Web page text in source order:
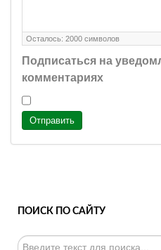
Осталось: 2000 символов
Подписаться на
комментариях
Отправить
ПОИСК ПО САЙТУ
Искать...